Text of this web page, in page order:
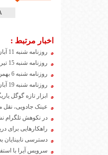
اخبار مرتبط :
روزنامه شنبه 11 آبان 1398
روزنامه شنبه 15 تیر 1398
روزنامه شنبه 6 بهمن 1397
روزنامه شنبه 19 آبان 1397
ابزار تازه گوگل
عینک جادویی، نقل
در نکوهش تلگرام
راهکارهایی برای
دسترسی نابینایان
سرویس آیرا با